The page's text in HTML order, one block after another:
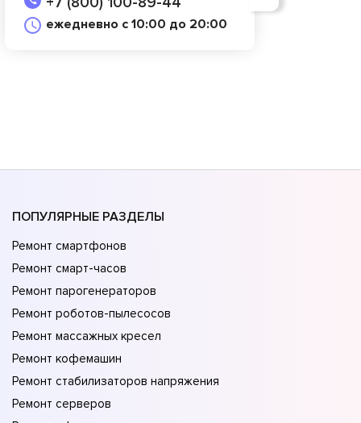
ежедневно с 10:00 до 20:00
ПОПУЛЯРНЫЕ РАЗДЕЛЫ
Ремонт смартфонов
Ремонт смарт-часов
Ремонт парогенераторов
Ремонт роботов-пылесосов
Ремонт массажных кресел
Ремонт кофемашин
Ремонт стабилизаторов напряжения
Ремонт серверов